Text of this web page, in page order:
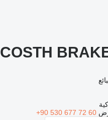
COSTH
+90 530 677 72 60